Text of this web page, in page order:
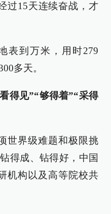
过15天连续奋战，才
表到万米，用时279
多天。
得见”“够得着”“采得
世界级难题和极限挑
得成、钻得好，中国
机构以及高等院校共